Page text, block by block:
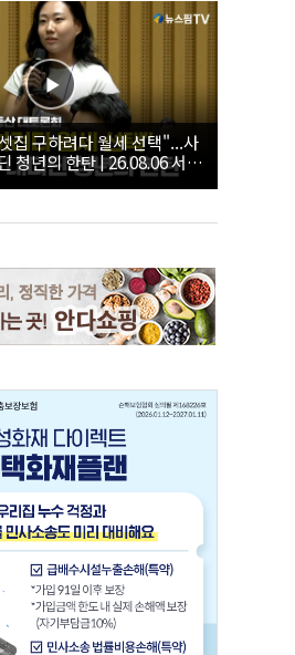
집 구하려다 월세 선택"...사
청년의 한탄 | 26.08.06 서울
회